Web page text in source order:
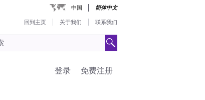
中国 简体中文
回到主页 关于我们 联系我们
免费注册
登录